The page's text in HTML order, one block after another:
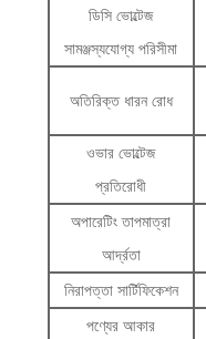
ডিসি ভোল্টেজ
সামঞ্জস্যযোগ্য পরিসীমা
অতিরিক্ত ধারন রোধ
ওভার ভোল্টেজ
প্রতিরোধী
অপারেটিং তাপমাত্রা
আর্দ্রতা
নিরাপত্তা সার্টিফিকেশন
পণ্যের আকার